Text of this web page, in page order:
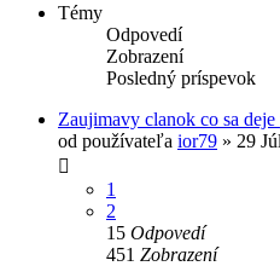
Témy
Odpovedí
Zobrazení
Posledný príspevok
Zaujimavy clanok co sa
od používateľa ior79 » 29
1
2
15 Odpovedí
451 Zobrazení